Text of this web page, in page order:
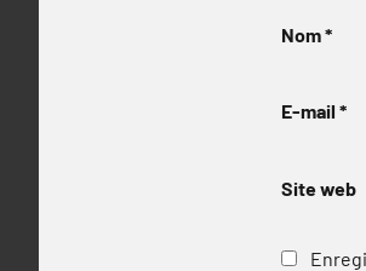
Nom*
E-mail *
Site web